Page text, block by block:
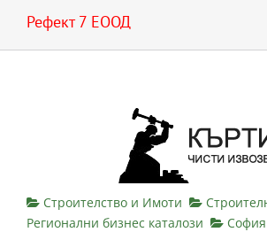
Рефект 7 ЕООД
Строителство и Имоти
Регионални бизнес каталози
София